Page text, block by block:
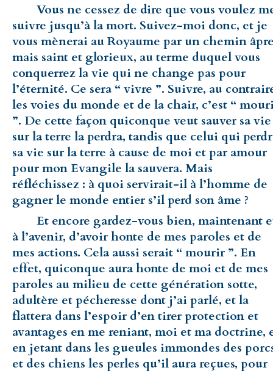
Vous ne cessez de dire que vous voulez
suivre jusqu’à la mort. Suivez-moi donc, et je
vous mènerai au Royaume par un chemin
mais saint et glorieux, au terme duquel vous
conquerrez la vie qui ne change pas pour
l’éternité. Ce sera “ vivre ”. Suivre, au
les voies du monde et de la chair, c’est “
”. De cette façon quiconque veut sauver sa vie
sur la terre la perdra, tandis que celui qui
sa vie sur la terre à cause de moi et par amour
pour mon Evangile la sauvera. Mais
réfléchissez : à quoi servirait-il à l’homme de
gagner le monde entier s’il perd son âme ?
Et encore gardez-vous bien, maintenant
à l’avenir, d’avoir honte de mes paroles et de
mes actions. Cela aussi serait “ mourir ”. En
effet, quiconque aura honte de moi et de mes
paroles au milieu de cette génération sotte,
adultère et pécheresse dont j’ai parlé, et la
flattera dans l’espoir d’en tirer protection et
avantages en me reniant, moi et ma doctrine,
en jetant dans les gueules immondes des
et des chiens les perles qu’il aura reçues, pour